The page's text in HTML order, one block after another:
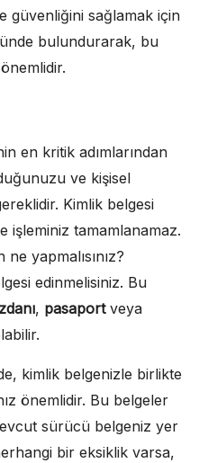
güvenliğini sağlamak için
bulundurarak, bu
en kritik adımlarından
ve kişisel
Kimlik belgesi
işleminiz tamamlanamaz.
yapmalısınız?
edinmelisiniz. Bu
, pasaportveya
kimlik belgenizle birlikte
önemlidir. Bu belgeler
sürücü belgeniz yer
bir eksiklik varsa,